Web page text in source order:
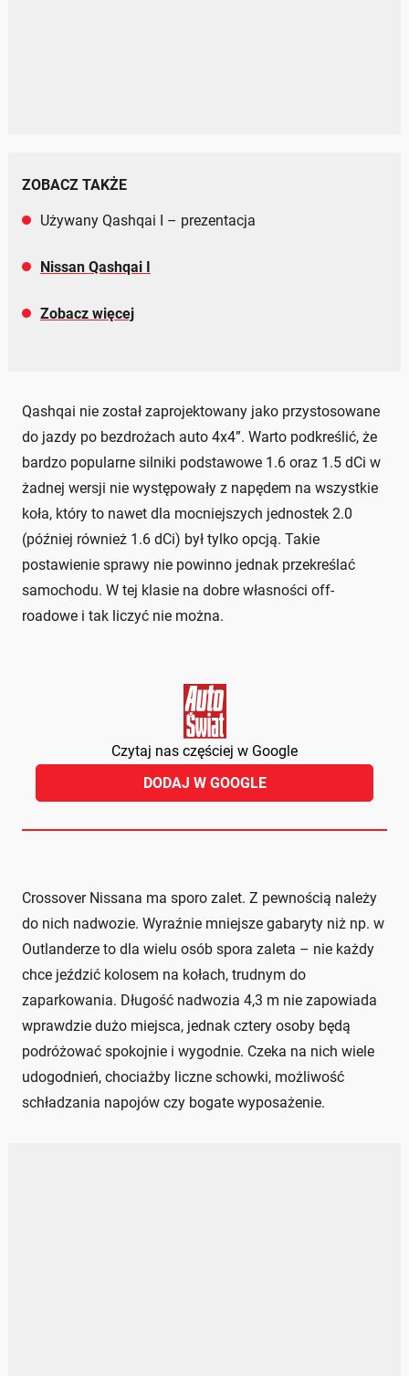
ZOBACZ TAKŻE
Używany Qashqai I – prezentacja
Nissan Qashqai I
Zobacz więcej
Qashqai nie został zaprojektowany jako przystosowane
do jazdy po bezdrożach auto 4x4”. Warto podkreślić, że
bardzo popularne silniki podstawowe 1.6 oraz 1.5 dCi w
żadnej wersji nie występowały z napędem na wszystkie
koła, który to nawet dla mocniejszych jednostek 2.0
(później również 1.6 dCi) był tylko opcją. Takie
postawienie sprawy nie powinno jednak przekreślać
samochodu. W tej klasie na dobre własności off-
roadowe i tak liczyć nie można.
Czytaj nas częściej w Google
DODAJ W GOOGLE
Crossover Nissana ma sporo zalet. Z pewnością należy
do nich nadwozie. Wyraźnie mniejsze gabaryty niż np. w
Outlanderze to dla wielu osób spora zaleta – nie każdy
chce jeździć kolosem na kołach, trudnym do
zaparkowania. Długość nadwozia 4,3 m nie zapowiada
wprawdzie dużo miejsca, jednak cztery osoby będą
podróżować spokojnie i wygodnie. Czeka na nich wiele
udogodnień, chociażby liczne schowki, możliwość
schładzania napojów czy bogate wyposażenie.